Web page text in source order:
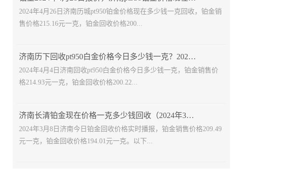
2024年4月26日济南历城pt950铂金价格现在多少钱一克回收，铂金销
售价格215.16元一克，铂金回收价格200...
济南历下回收pt950白金价格今日多少钱一克？2024年4月4日走势
2024年4月4日济南回收pt950白金价格今日多少钱一克，铂金销售价
格214.93元一克，铂金回收价格200.22...
济南长清铂金现在价格一克多少钱回收（2024年3月8日）
2024年3月8日济南今日铂金回收价格实时播报，铂金销售价格209.49
元一克，铂金回收价格194.01元一克。以下...